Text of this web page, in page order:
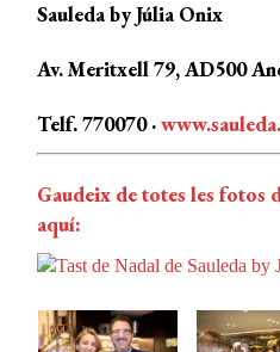
Sauleda by Júlia Onix
Av. Meritxell 79, AD500
Telf. 770070 ·
Gaudeix de totes les fotos
aquí: